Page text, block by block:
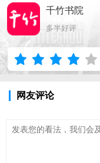
千竹书院
多半好评
网友评论